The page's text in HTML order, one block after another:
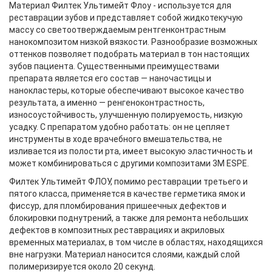
Материал Филтек Ультимейт Флоу - используется для
реставрации зубов и представляет собой жидкотекучую
массу со светоотверждаемым рентгенконтрастным
нанокомпозитом низкой вязкости. Разнообразие возможных
оттенков позволяет подобрать материал в тон настоящих
зубов пациента. Существенными преимуществами
препарата является его состав — наночастицы и
нанокластеры, которые обеспечивают высокое качество
результата, а именно — ренгеноконтрастность,
износоустойчивость, улучшенную полируемость, низкую
усадку. С препаратом удобно работать: он не цепляет
инструменты в ходе врачебного вмешательства, не
изливается из полости рта, имеет высокую эластичность и
может комбинироваться с другими композитами 3M ESPE.
Филтек Ультимейт ФЛОУ, помимо реставрации третьего и
пятого класса, применяется в качестве герметика ямок и
фиссур, для пломбирования пришеечных дефектов и
блокировки поднутрений, а также для ремонта небольших
дефектов в композитных реставрациях и акриловых
временных материалах, в том числе в областях, находящихся
вне нагрузки. Материал наносится слоями, каждый слой
полимеризируется около 20 секунд.